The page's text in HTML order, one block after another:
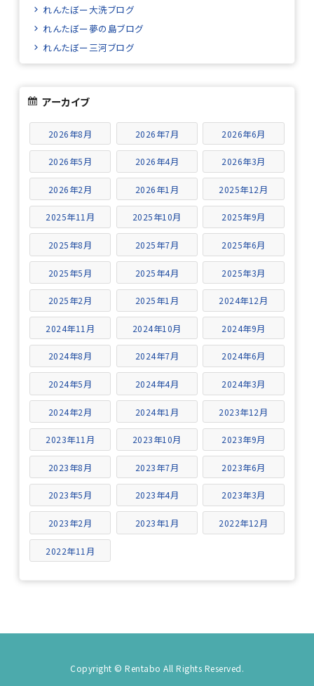
れんたぼー大洗ブログ
れんたぼー夢の島ブログ
れんたぼー三河ブログ
アーカイブ
2026年8月 2026年7月 2026年6月
2026年5月 2026年4月 2026年3月
2026年2月 2026年1月 2025年12月
2025年11月 2025年10月 2025年9月
2025年8月 2025年7月 2025年6月
2025年5月 2025年4月 2025年3月
2025年2月 2025年1月 2024年12月
2024年11月 2024年10月 2024年9月
2024年8月 2024年7月 2024年6月
2024年5月 2024年4月 2024年3月
2024年2月 2024年1月 2023年12月
2023年11月 2023年10月 2023年9月
2023年8月 2023年7月 2023年6月
2023年5月 2023年4月 2023年3月
2023年2月 2023年1月 2022年12月
2022年11月
Copyright © Rentabo All Rights Reserved.